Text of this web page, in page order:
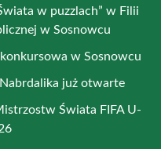
w puzzlach” w Filii
w Sosnowcu
w Sosnowcu
już otwarte
Świata FIFA U-